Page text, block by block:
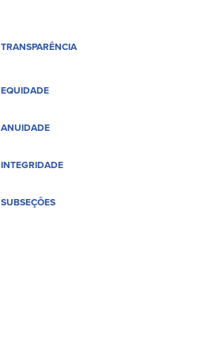
TRANSPARÊNCIA
EQUIDADE
ANUIDADE
INTEGRIDADE
SUBSEÇÕES